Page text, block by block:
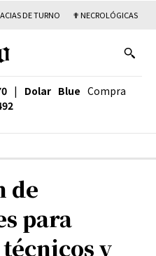
DE TURNO ✟ NECROLÓGICAS
| Dolar Blue Compra
de
para
y